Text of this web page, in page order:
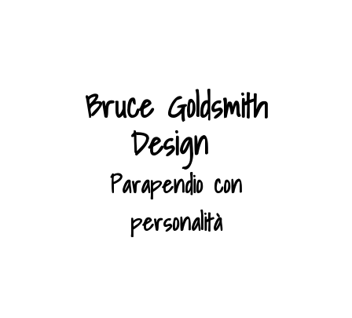
Bruce Goldsmith
Design
Parapendio con
personalità